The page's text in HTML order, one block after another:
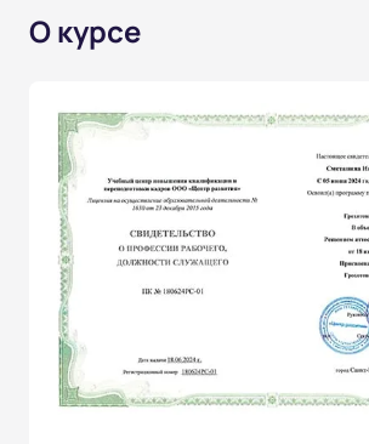
О курсе